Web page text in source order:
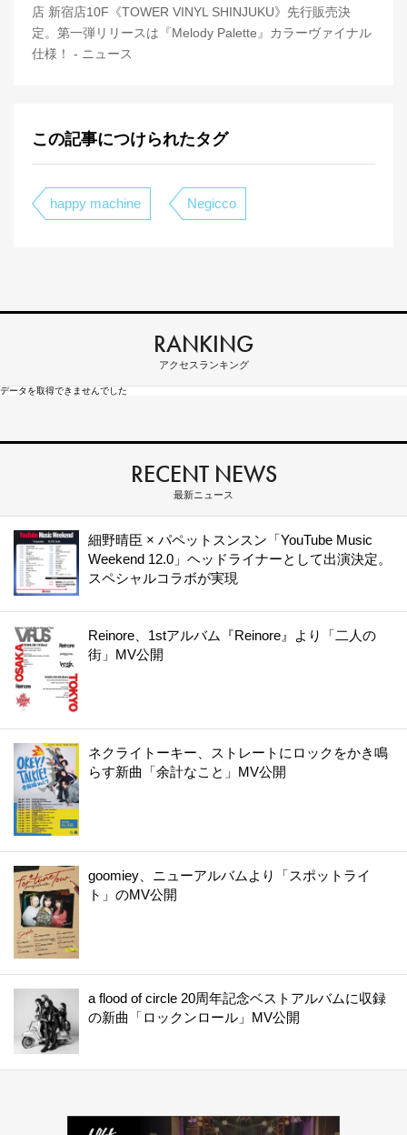
店 新宿店10F《TOWER VINYL SHINJUKU》先行販売決
定。第一弾リリースは『Melody Palette』カラーヴァイナル
仕様！ - ニュース
この記事につけられたタグ
happy machine Negicco
RANKING
アクセスランキング
データを取得できませんでした
RECENT NEWS
最新ニュース
細野晴臣 × パペットスンスン「YouTube Music
Weekend 12.0」ヘッドライナーとして出演決定。
スペシャルコラボが実現
Reinore、1stアルバム『Reinore』より「二人の
街」MV公開
ネクライトーキー、ストレートにロックをかき鳴
らす新曲「余計なこと」MV公開
goomiey、ニューアルバムより「スポットライ
ト」のMV公開
a flood of circle 20周年記念ベストアルバムに収録
の新曲「ロックンロール」MV公開